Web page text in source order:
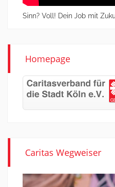
Sinn? Voll! Dein Job mit
Homepage
Caritas Wegweiser